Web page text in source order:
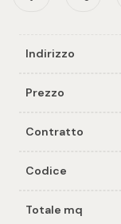
Indirizzo
Prezzo
Contratto
Codice
Totale mq
tuo
Tipologia
multiscelta
Qualsiasi
Residenziali